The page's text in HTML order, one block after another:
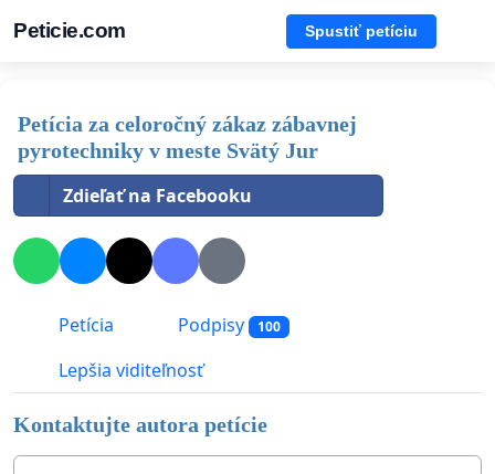
Peticie.com Spustiť petíciu
Petícia za celoročný zákaz zábavnej
pyrotechniky v meste Svätý Jur
Zdieľať na Facebooku
Petícia Podpisy 100
Lepšia viditeľnosť
Kontaktujte autora petície